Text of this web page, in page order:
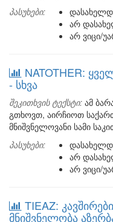
პასუხები:
არ
არ ვიცი/
NATOTHER:
- სხვა
შეკითხვის ტექსტი: ამ
გთხოვთ, აირჩიოთ
მნიშვნელოვანი სამი
პასუხები:
არ
არ ვიცი/
TIEAZ:
მნიშვნელობა